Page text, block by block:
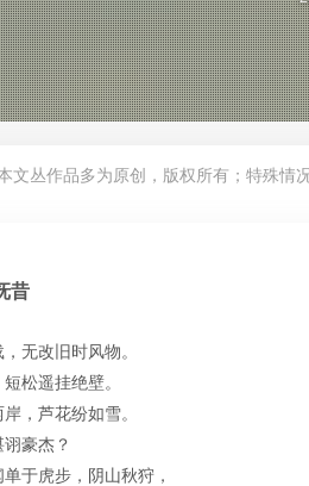
文丛作品多为原创，版权所有；特殊情
昔
无改旧时风物。
松遥挂绝壁。
，芦花纷如雪。
豪杰？
于虎步，阴山秋狩，